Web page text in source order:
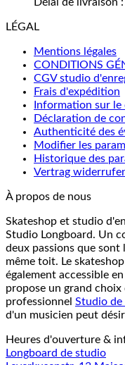
LÉGAL
Mentions légales
CONDITIONS
CGV studio
Frais d'expédition
Information sur
Déclaration de
Authenticité des
Modifier les
Historique des
Vertrag
À propos de nous
Skateshop et studio
Studio Longboard. Un
deux passions que sont
même toit. Le
également accessible
propose un grand choix
professionnel Studio de
d'un musicien peut
Heures d'ouverture &
Longboard de studio